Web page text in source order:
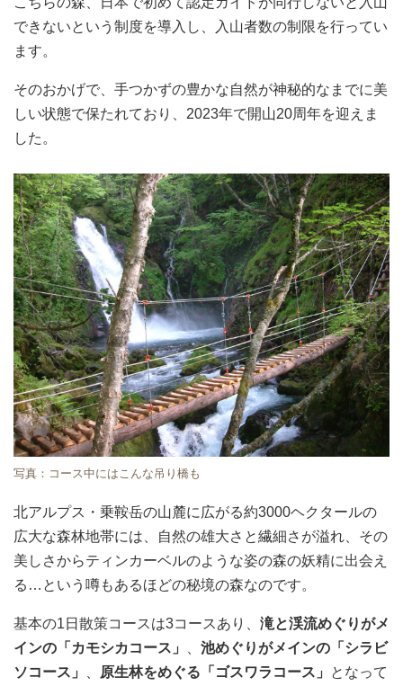
できないという制度を導入し、入山者数の制限を行ってい
ます。
そのおかげで、手つかずの豊かな自然が神秘的なまでに美
しい状態で保たれており、2023年で開山20周年を迎えま
した。
写真：コース中にはこんな吊り橋も
北アルプス・乗鞍岳の山麓に広がる約3000ヘクタールの
広大な森林地帯には、自然の雄大さと繊細さが溢れ、その
美しさからティンカーベルのような姿の森の妖精に出会え
る…という噂もあるほどの秘境の森なのです。
基本の1日散策コースは3コースあり、 滝と渓流めぐりがメ
インの「カモシカコース」
池めぐりがメインの「シラビ
ソコース」
原生林をめぐる「ゴスワラコース」
となって